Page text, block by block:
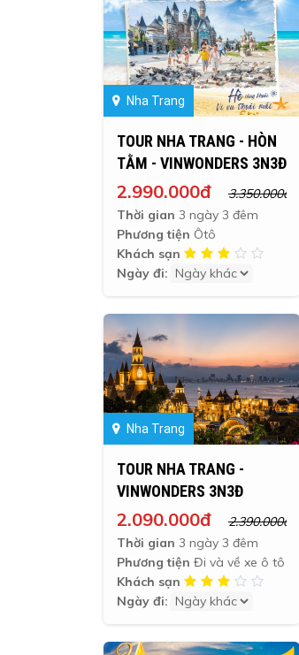
Nha Trang
TOUR NHA TRANG - HÒN
TẰM - VINWONDERS 3N3Đ
2.990.000đ
3.350.000đ
Thời gian 3 ngày 3 đêm
Phương tiện Ôtô
Khách sạn
Ngày đi:
Nha Trang
TOUR NHA TRANG -
VINWONDERS 3N3Đ
2.090.000đ
2.390.000đ
Thời gian 3 ngày 3 đêm
Phương tiện Đi và về xe ô tô
Khách sạn
Ngày đi: